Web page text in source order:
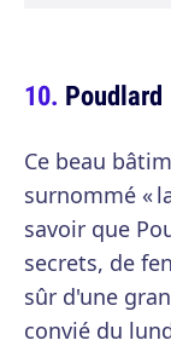
Poudlard
Ce beau
surnommé «
savoir que
secrets, de
sûr d'une
convié du